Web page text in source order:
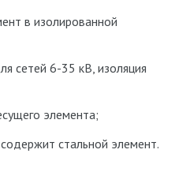
в изолированной
сетей 6-35 кВ, изоляция
элемента;
стальной элемент.